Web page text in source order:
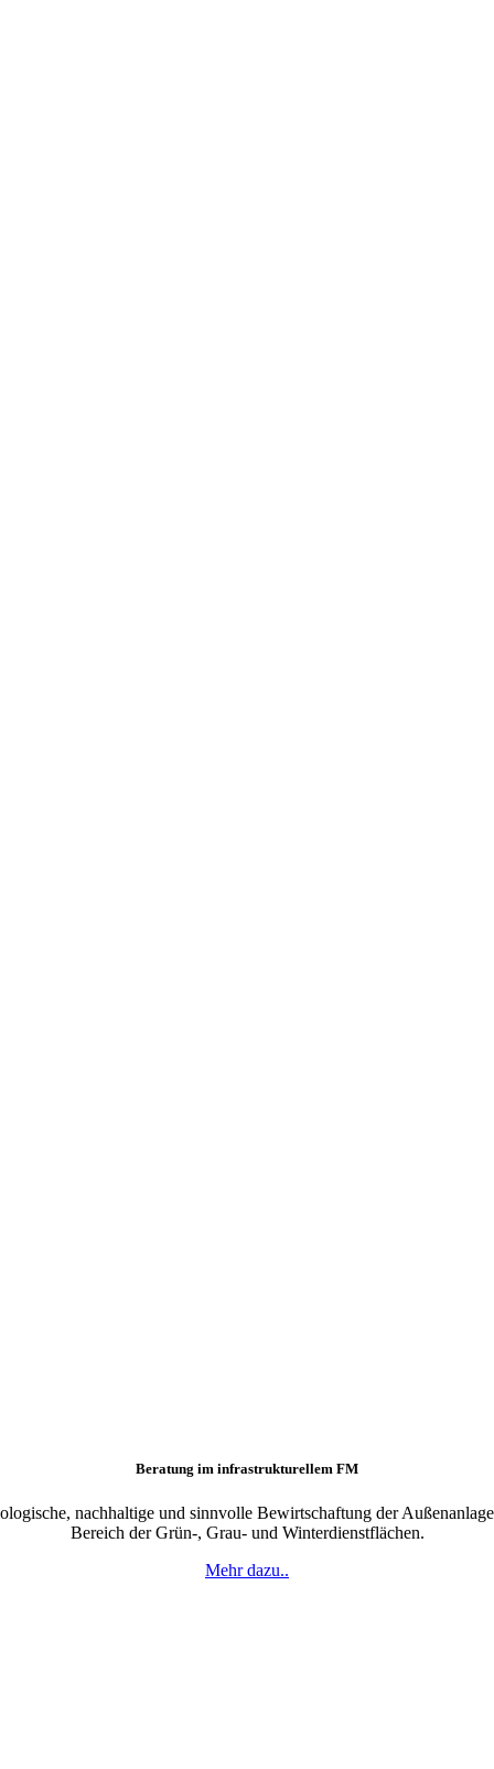
Beratung im infrastrukturellem FM
nachhaltige und sinnvolle Bewirtschaftung der
Bereich der Grün-, Grau- und Winterdienstflächen.
Mehr dazu..